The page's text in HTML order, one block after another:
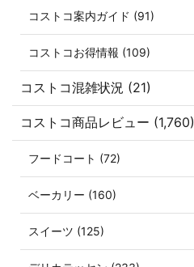
コストコ案内ガイド (91)
コストコお得情報 (109)
コストコ混雑状況 (21)
コストコ商品レビュー (1,760)
フードコート (72)
ベーカリー (160)
スイーツ (125)